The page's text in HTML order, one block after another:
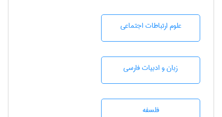
علوم ارتباطات اجتماعی
زبان و ادبيات فارسی
فلسفه